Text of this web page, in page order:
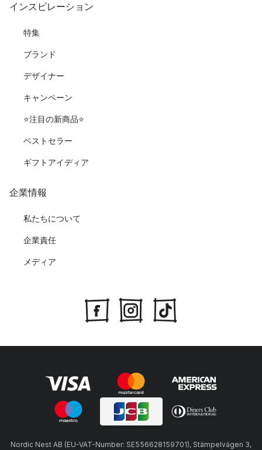
インスピレーション
特集
ブランド
デザイナー
キャンペーン
⭐️注目の新商品⭐️
ベストセラー
ギフトアイディア
企業情報
私たちについて
企業責任
メディア
Nordic Nest AB (EU-VAT-Number: SE556628159701), Stämpelvägen 3,